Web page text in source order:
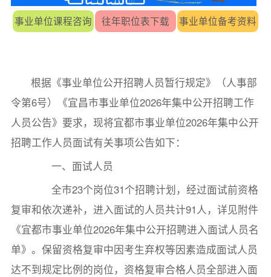
事业单位课程咨询 往年职位表下载 事业单位备考资料
根据《事业单位公开招聘人员暂行规定》（人事部
令第6号）《宜昌市事业单位2026年集中公开招聘工作
人员公告》要求，现将宜都市事业单位2026年集中公开
招聘工作人员面试有关事项公告如下：
一、面试人员
全市23个岗位31个招聘计划，经过面试前资格
复审和依次递补，进入面试的人员共计91人，详见附件
《宜都市事业单位2026年集中公开招聘进入面试人员名
单》。保留资格复审中因考生弃权等因素造成面试人员
达不到规定比例的岗位，资格复审合格人员全部进入面